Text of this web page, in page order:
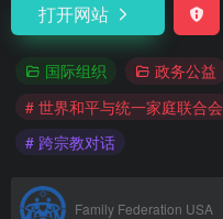
打开网站
国际组织 政务公益
# 世界和平与统一家庭联合会
# 跨宗教对话
Family Federation USA